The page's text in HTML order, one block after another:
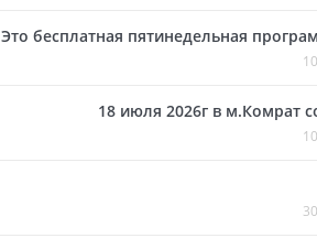
Это бесплатная пятинедельная
18 июля 2026г в м.Комрат